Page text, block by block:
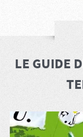
LE GUIDE